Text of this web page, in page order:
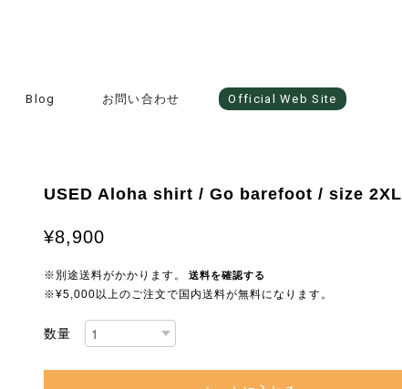
Blog お問い合わせ Official Web Site
USED Aloha shirt / Go barefoot / size 2XL
¥8,900
※別途送料がかかります。 送料を確認する
※¥5,000以上のご注文で国内送料が無料になります。
数量